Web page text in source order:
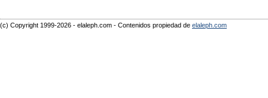
(c) Copyright 1999-2026 - elaleph.com - Contenidos propiedad de elaleph.com